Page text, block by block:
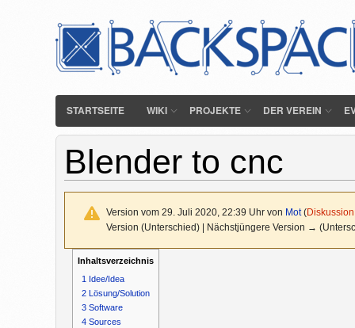
STARTSEITE WIKI PROJEKTE DER VEREIN
Blender to cnc
Version vom 29. Juli 2020, 22:39 Uhr von Mot (Diskussion
Version (Unterschied) | Nächstjüngere Version →
Inhaltsverzeichnis
1 Idee/Idea
2 Lösung/Solution
3 Software
4 Sources